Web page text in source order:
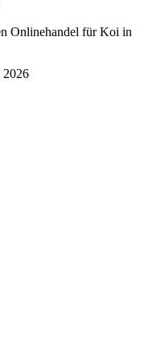
Onlinehandel für Koi in
2026